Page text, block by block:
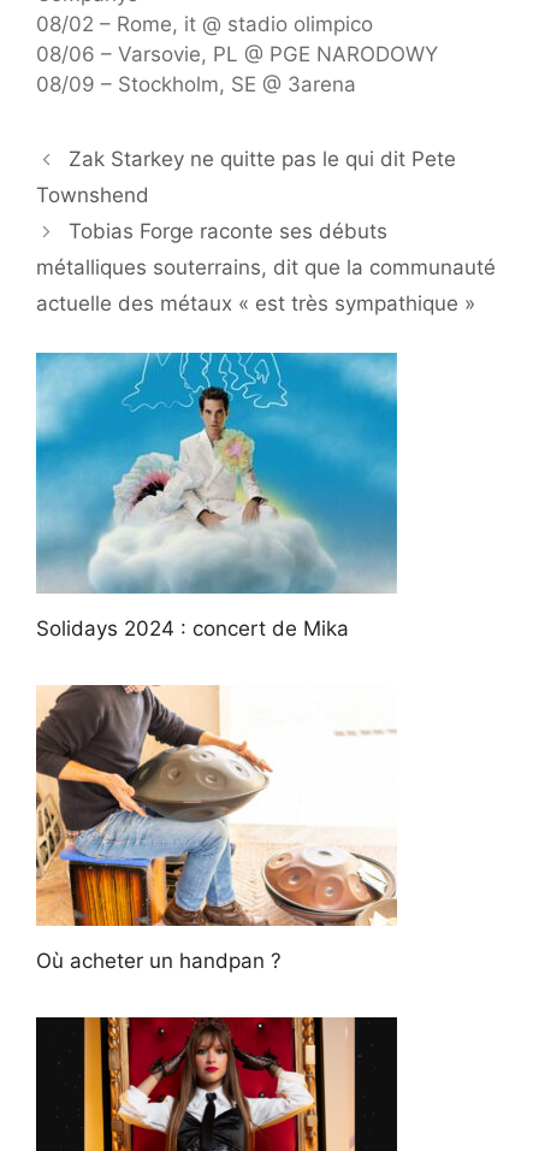
08/02 – Rome, it @ stadio olimpico
08/06 – Varsovie, PL @ PGE NARODOWY
08/09 – Stockholm, SE @ 3arena
Zak Starkey ne quitte pas le qui dit Pete
Townshend
Tobias Forge raconte ses débuts
métalliques souterrains, dit que la communauté
actuelle des métaux « est très sympathique »
Solidays 2024 : concert de Mika
Où acheter un handpan ?